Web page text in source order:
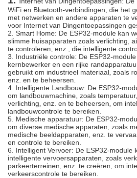
WiFi en Bluetooth-verbindingen, die het
met netwerken en andere apparaten te
voor Internet van Dingentoepassingen
2. Smart Home: De ESP32-module kan
slimme huisapparaten zoals verlichting,
te controleren, enz., die intelligente
3. Industriële controle: De ESP32-
kernbewerker en een rijke
gebruikt om industrieel materiaal, zoals
enz. en te beheersen.
4. Intelligente Landbouw: De ESP32-
om landbouwmachine, zoals
verlichting, enz. en te beheersen, om
landbouwcontrole te bereiken.
5. Medische apparatuur: De ESP32-
om diverse medische apparaten, zoals
medische beeldapparaten, enz. te
en controle te bereiken.
6. Intelligent Vervoer: De ESP32-module
intelligente vervoersapparaten, zoals
parkeerterreinen, enz. te creëren, om
verkeerscontrole te bereiken.